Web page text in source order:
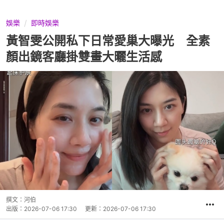
娛樂 即時娛樂
黃智雯公開私下日常愛巢大曝光 全素
顏出鏡客廳掛雙畫大曬生活感
撰文： 河伯
出版： 2026-07-06 17:30 更新： 2026-07-06 17:30